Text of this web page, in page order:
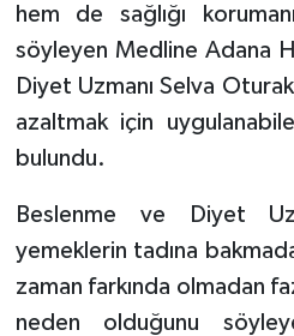
hem de sağlığı
söyleyen Medline Adana
Diyet Uzmanı Selva
azaltmak için
bulundu.
Beslenme ve Diyet
yemeklerin tadına
zaman farkında olmadan
neden olduğunu